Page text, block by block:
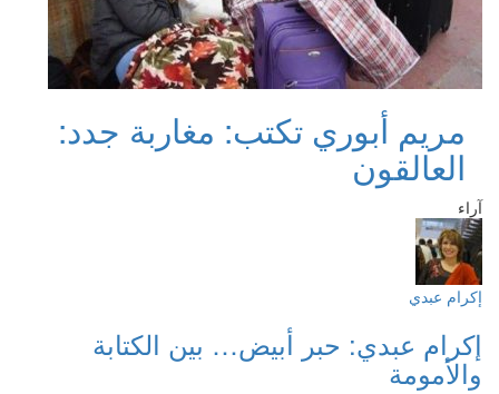
مريم أبوري تكتب: مغاربة جدد:
العالقون
آراء
إكرام عبدي
إكرام عبدي: حبر أبيض… بين الكتابة
والأمومة